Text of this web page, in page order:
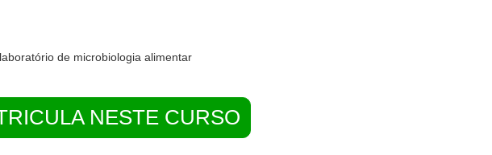
de microbiologia alimentar
NESTE CURSO